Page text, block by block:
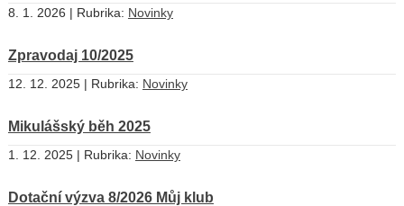
8. 1. 2026 | Rubrika: Novinky
Zpravodaj 10/2025
12. 12. 2025 | Rubrika: Novinky
Mikulášský běh 2025
1. 12. 2025 | Rubrika: Novinky
Dotační výzva 8/2026 Můj klub